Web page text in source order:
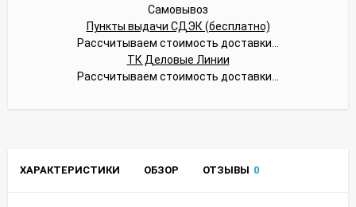
Самовывоз
Пункты выдачи СДЭК (бесплатно)
Рассчитываем стоимость доставки...
ТК Деловые Линии
Рассчитываем стоимость доставки...
ХАРАКТЕРИСТИКИ ОБЗОР ОТЗЫВЫ 0